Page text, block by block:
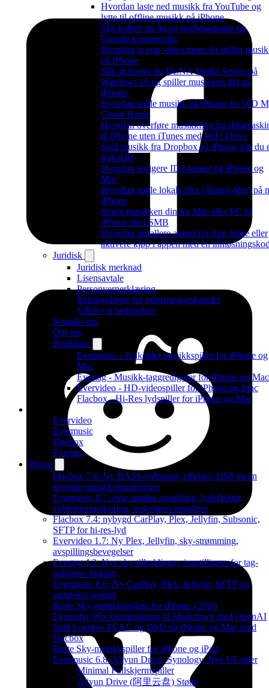
Hvordan laste ned musikk fra YouTube og
lytte til offline musikk på iPhone
Slik kobler du fra en tredjepartsapp fra
Google-kontoen din
Hvordan ta opp video mens du spiller
på iPhone
Slik aktiverer du DLNA Media Server på
Windows 10 og spiller musikken din på
iPhone
Hvordan spille musikk på iPhone fra WD
Cloud Home
Hvordan overføre musikkfiler fra
til iPhone uten iTunes med WiFi-Drive
Spill musikk fra Dropbox på iPhone når du
frakoblet
Hvordan redigere ID3-tagger på iPhone og
Mac
Hvordan spille lokale filer (iTunes-filer) på
iPhone
Strøm musikken din fra Mac eller PC til
iPhone med SMB
Hvordan installere appen fra App Store eller
aktivere kjøp i appen med en
Juridisk
Juridisk merknad
Lisensavtale
Personvernerklæring
Retningslinjer for informasjonskapsler
Vilkår og betingelser
Kontakt oss
Om oss
Produkter
Evermusic - Frakoblet musikkspiller for iPhone og
Mac
Evertag - Musikk-taggredigerer for iPhone og Mac
Evervideo - HD-videospiller for iPhone og Mac
Flacbox - Hi-Res lydspiller for iPhone og Mac
Evervideo
Evermusic
Flacbox
Evertag
Blogg
Flacbox 7.6: Ny BASS-lydmotor, effekter, DSP og en
levende musikkvisualisering
Evermusic 8.7: ekte sømløs avspilling, lydeffekter,
volumnormalisering, redesignet equalizer
Flacbox 7.4: nybygd CarPlay, Plex, Jellyfin, Subsonic,
SFTP for hi-res-lyd
Evervideo 1.7: Ny Plex, Jellyfin, sky-strømming,
avspillingsbevegelser
Evertag 4.2: Nye sky-tilkoblinger, innstillinger for tag-
redigerer forklart
Evermusic 8.6: Ny CarPlay, Plex, Jellyfin, SFTP og
sangtekst-widget
Beste Sky-musikkspillere for iPhone i 2026
Eksporter Wix-blogginnlegg til Markdown med OpenAI
Spill Lossless FLAC og DSD på iPhone og Mac med
Flacbox
Beste Sky-musikkspiller for iPhone og iPad
Evermusic 6.8: Aliyun Drive, Synology, Nye UI-stiler
Minimal Fullskjermspiller
Aliyun Drive (阿里云盘) Støtte